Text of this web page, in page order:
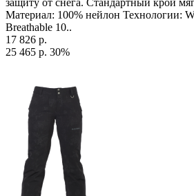
защиту от снега. Стандартный крой
Материал: 100% нейлон Технологии:
Breathable 10..
17 826 р.
25 465 р. 30%